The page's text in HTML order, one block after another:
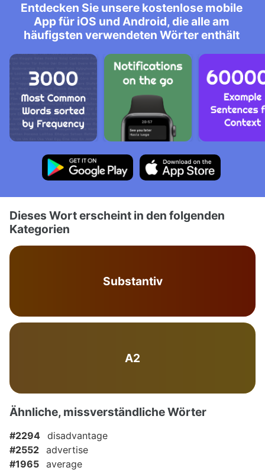
Entdecken Sie unsere kostenlose mobile
App für iOS und Android, die alle am
häufigsten verwendeten Wörter enthält
Dieses Wort erscheint in den folgenden
Kategorien
Substantiv
A2
Ähnliche, missverständliche Wörter
#2294 disadvantage
#2552 advertise
#1965 average